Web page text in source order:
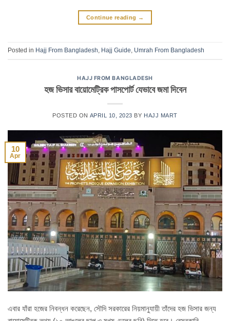
Continue reading →
Posted in Hajj From Bangladesh Hajj Guide Umrah From Bangladesh
HAJJ FROM BANGLADESH
হজ ভিসার বায়োমেট্রিক পাসপোর্ট যেভাবে জমা দিবেন
POSTED ON APRIL 10, 2023 BY HAJJ MART
10
Apr
এবার যাঁরা হজের নিবন্ধন করেছেন, সৌদি সরকারের নিয়মানুযায়ী তাঁদের হজ ভিসার জন্য